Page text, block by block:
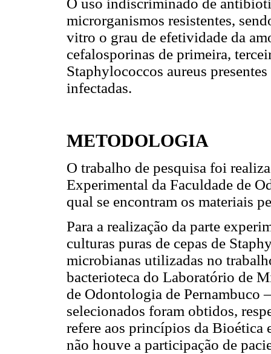
O uso indiscriminado de
microrganismos resistentes,
vitro o grau de efetividade da
cefalosporinas de primeira,
Staphylococcos aureus
infectadas.
METODOLOGIA
O trabalho de pesquisa foi
Experimental da Faculdade de
qual se encontram os materiais
Para a realização da parte
culturas puras de cepas de
microbianas utilizadas no
bacterioteca do Laboratório de
de Odontologia de Pernambuco
selecionados foram obtidos,
refere aos princípios da Bioética
não houve a participação de